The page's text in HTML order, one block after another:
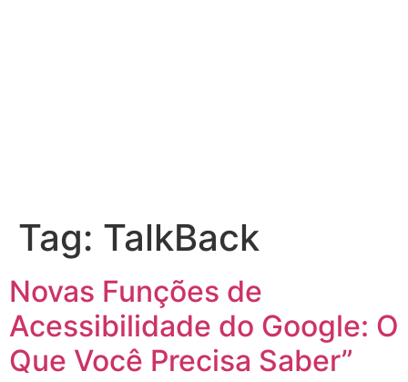
Tag: TalkBack
Novas Funções de
Acessibilidade do Google: O
Que Você Precisa Saber”